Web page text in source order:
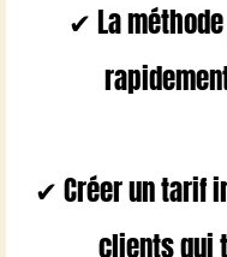
✔ La
✔ Créer un tarif
clients qui